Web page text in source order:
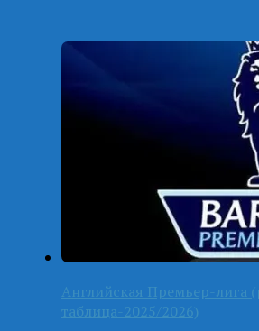
Английская Премьер-лига
таблица-2025/2026)